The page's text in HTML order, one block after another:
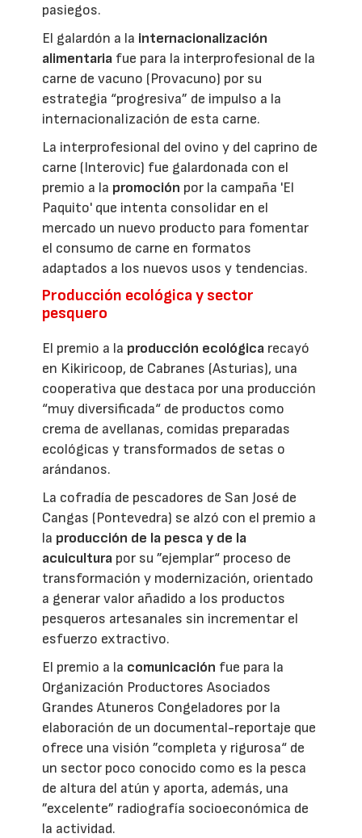
pasiegos.
El galardón a la internacionalización
alimentaria fue para la interprofesional de la
carne de vacuno (Provacuno) por su
estrategia “progresiva” de impulso a la
internacionalización de esta carne.
La interprofesional del ovino y del caprino de
carne (Interovic) fue galardonada con el
premio a la promoción por la campaña 'El
Paquito' que intenta consolidar en el
mercado un nuevo producto para fomentar
el consumo de carne en formatos
adaptados a los nuevos usos y tendencias.
Producción ecológica y sector
pesquero
El premio a la producción ecológica recayó
en Kikiricoop, de Cabranes (Asturias), una
cooperativa que destaca por una producción
“muy diversificada“ de productos como
crema de avellanas, comidas preparadas
ecológicas y transformados de setas o
arándanos.
La cofradía de pescadores de San José de
Cangas (Pontevedra) se alzó con el premio a
la producción de la pesca y de la
acuicultura por su ”ejemplar“ proceso de
transformación y modernización, orientado
a generar valor añadido a los productos
pesqueros artesanales sin incrementar el
esfuerzo extractivo.
El premio a la comunicación fue para la
Organización Productores Asociados
Grandes Atuneros Congeladores por la
elaboración de un documental-reportaje que
ofrece una visión ”completa y rigurosa“ de
un sector poco conocido como es la pesca
de altura del atún y aporta, además, una
”excelente” radiografía socioeconómica de
la actividad.